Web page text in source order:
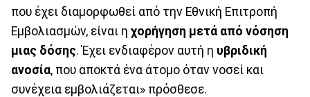
που έχει διαμορφωθεί από την Εθνική Επιτροπή
Εμβολιασμών, είναι η χορήγηση μετά από νόσηση
μιας δόσης. Έχει ενδιαφέρον αυτή η υβριδική
ανοσία, που αποκτά ένα άτομο όταν νοσεί και
συνέχεια εμβολιάζεται» πρόσθεσε.